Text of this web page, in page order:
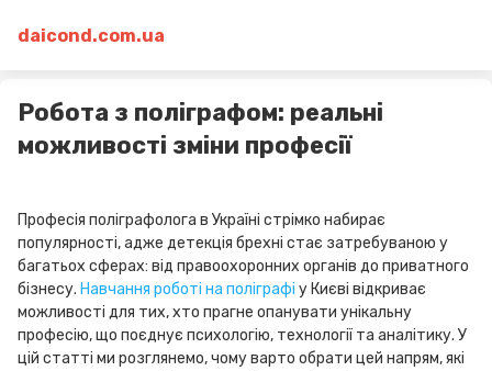
daicond.com.ua
Робота з поліграфом: реальні
можливості зміни професії
Професія поліграфолога в Україні стрімко набирає
популярності, адже детекція брехні стає затребуваною у
багатьох сферах: від правоохоронних органів до приватного
бізнесу. Навчання роботі на поліграфі у Києві відкриває
можливості для тих, хто прагне опанувати унікальну
професію, що поєднує психологію, технології та аналітику. У
цій статті ми розглянемо, чому варто обрати цей напрям, які